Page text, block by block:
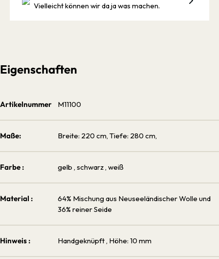
Vielleicht können wir da ja was machen.
Eigenschaften
Artikelnummer M11100
Maße: Breite: 220 cm, Tiefe: 280 cm,
Farbe : gelb , schwarz , weiß
Material :
64% Mischung aus Neuseeländischer Wolle und
36% reiner Seide
Hinweis : Handgeknüpft , Höhe: 10 mm